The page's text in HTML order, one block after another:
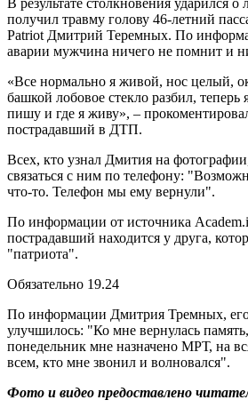
получил травму голову 46-летний
Patriot Дмитрий Теремных. По
аварии мужчина ничего не помнит и
«Все нормально я живой, нос целый,
башкой лобовое стекло разбил,
пишу и где я живу», –
пострадавший в ДТП.
Всех, кто узнал Дмития на
связаться с ним по телефону:
что-то. Телефон мы ему вернули".
По информации от источника
пострадавший находится у друга,
"патриота".
Обязательно 19.24
По информации Дмитрия Тремных, его
улучшилось: "Ко мне вернулась
понедельник мне назначено МРТ, на
всем, кто мне звонил и волновался".
Фото и видео предоставлено